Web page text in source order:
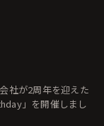
社が2周年を迎えた
」を開催しまし